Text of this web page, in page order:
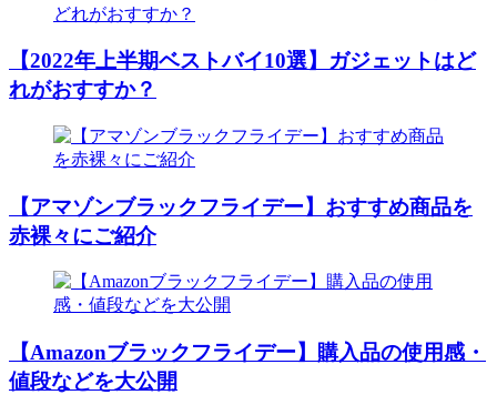
【2022年上半期ベストバイ10選】ガジェットはど
れがおすすか？
【アマゾンブラックフライデー】おすすめ商品を
赤裸々にご紹介
【Amazonブラックフライデー】購入品の使用感・
値段などを大公開